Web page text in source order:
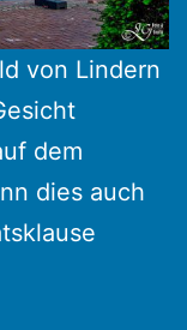
von Lindern
dem
dies auch